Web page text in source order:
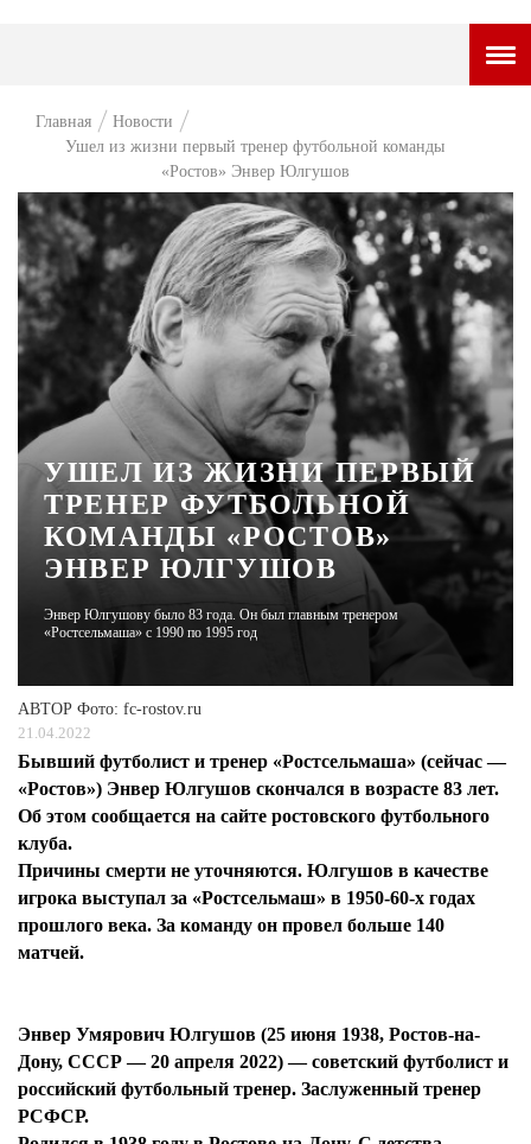
НОВОСТИ
ВОПРОС НЕДЕЛИ
ПРЕМЬЕРА
ТАМ И ТУТ
СТИЛЬ ЖИЗНИ
ХАЙП
ЧЕЛОВЕК ОСОБЕННЫЙ
КУЛЬТ ЕДЫ
АФИША
ЖУРНАЛ
Главная
Новости
Ушел из жизни первый тренер футбольной команды
«Ростов» Энвер Юлгушов
УШЕЛ ИЗ ЖИЗНИ ПЕРВЫЙ
ТРЕНЕР ФУТБОЛЬНОЙ
КОМАНДЫ «РОСТОВ»
ЭНВЕР ЮЛГУШОВ
Энвер Юлгушову было 83 года. Он был главным тренером
«Ростсельмаша» с 1990 по 1995 год
АВТОР Фото: fc-rostov.ru
21.04.2022
Бывший футболист и тренер «Ростсельмаша» (сейчас —
«Ростов») Энвер Юлгушов скончался в возрасте 83 лет.
Об этом сообщается на сайте ростовского футбольного
клуба.
Причины смерти не уточняются. Юлгушов в качестве
игрока выступал за «Ростсельмаш» в 1950-60-х годах
прошлого века. За команду он провел больше 140
матчей.
Энвер Умярович Юлгушов (25 июня 1938, Ростов-на-
Дону, СССР — 20 апреля 2022) — советский футболист и
российский футбольный тренер. Заслуженный тренер
РСФСР.